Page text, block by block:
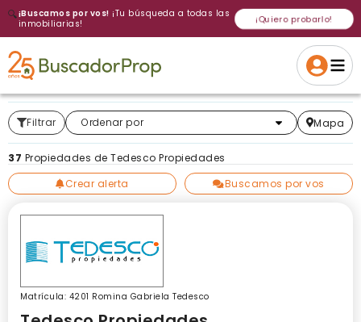
🔍¡Buscamos por vos! ¡Tu búsqueda a todas las
inmobiliarias!
¡Quiero probarlo!
Cancelar Si, eliminar
Gracias
Volver a intentar
Volver a intentarlo
Crear alerta
¡Si, enviar a todos!
Filtrar Ordenar por
Más relevantes Mapa
37 Propiedades de Tedesco Propiedades
Crear alerta
Buscamos por vos
Matrícula: 4201 Romina Gabriela Tedesco